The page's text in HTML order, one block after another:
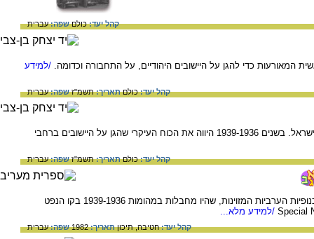
קהל יעד:כולםשפה:עברית
המאורעות כדי להגן על היישובים היהודיים, על התחבורה וכדומה. /למידע
קהל יעד:כולםתאריך:תשמ"זשפה:עברית
ה'הגנה' - ארגון המגן של היישוב היהודי בארץ-ישראל. בשנים 1939-1936 היווה את הכוח העיקרי שהגן על היישובים ברחבי
קהל יעד:כולםתאריך:תשמ"זשפה:עברית
יחידות-קומאנדו מיוחדות, שנועדו למלחמה בכנופיות הערביות המזוינות, שהיו מחבלות במהומות 1939-1936 בקו הנפט
/למידע מלא...
קהל יעד:חטיבה,תיכוןתאריך:1982 שפה:עברית